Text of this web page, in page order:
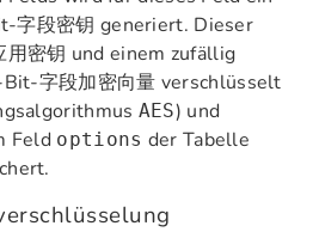
字段密钥 generiert. Dieser
用密钥 und einem zufällig
Bit-字段加密向量 verschlüsselt
AES) und
Feld options der Tabelle